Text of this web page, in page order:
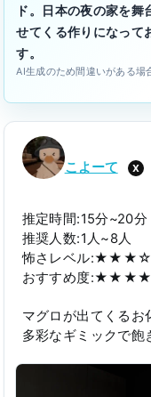
ド。日本の夜の家を
せてくる作りになって
す。
AI生成のため間違いがある場
こよーて X
推定時間:15分~20分
推奨人数:1人~8人
怖さレベル
おすすめ度
マグロが出てくるお
多彩なギミックで飽